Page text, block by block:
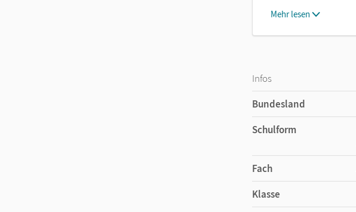
Mehr lesen
Infos
Bundesland
Schulform
Fach
Klasse